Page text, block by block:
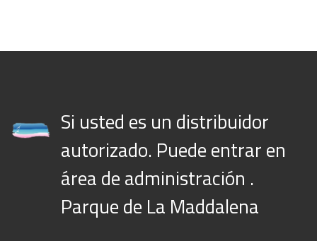
Si usted es un distribuidor
autorizado. Puede entrar en
área de administración .
Parque de La Maddalena